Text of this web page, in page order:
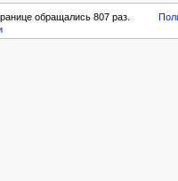
обращались 807 раз.